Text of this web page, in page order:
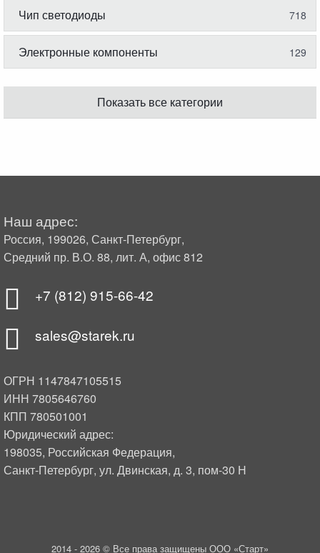
Чип светодиоды 718
Электронные компоненты 129
Показать все категории
Наш адрес:
Россия, 199026, Санкт-Петербург,
Средний пр. В.О. 88, лит. А, офис 812
+7 (812) 915-66-42
sales@starek.ru
ОГРН 1147847105515
ИНН 7805646760
КПП 780501001
Юридический адрес:
198035, Российская Федерация,
Санкт-Петербург, ул. Двинская, д. 3, пом-30 Н
2014 - 2026 © Все права защищены ООО «Старт»